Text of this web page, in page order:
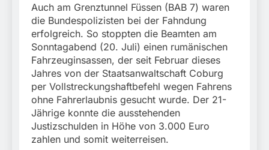
Auch am Grenztunnel Füssen (BAB 7) waren
die Bundespolizisten bei der Fahndung
erfolgreich. So stoppten die Beamten am
Sonntagabend (20. Juli) einen rumänischen
Fahrzeuginsassen, der seit Februar dieses
Jahres von der Staatsanwaltschaft Coburg
per Vollstreckungshaftbefehl wegen Fahrens
ohne Fahrerlaubnis gesucht wurde. Der 21-
Jährige konnte die ausstehenden
Justizschulden in Höhe von 3.000 Euro
zahlen und somit weiterreisen.